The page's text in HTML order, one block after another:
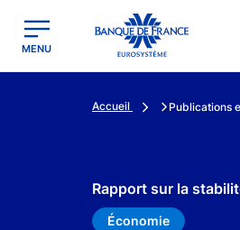
Banque de France - Menu Principal
MENU
Accueil Publications
Rapport sur la
Économie